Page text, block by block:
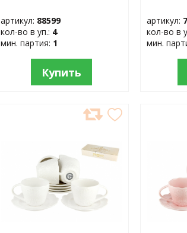
артикул: 88599
кол-во в уп.: 4
мин. партия: 1
Купить
артикул:
кол-во в
мин.